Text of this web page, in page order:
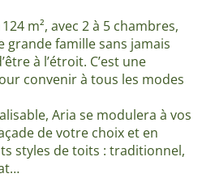
m², avec 2 à 5 chambres,
grande famille sans jamais
à l’étroit. C’est une
convenir à tous les modes
Aria se modulera à vos
de votre choix et en
styles de toits : traditionnel,